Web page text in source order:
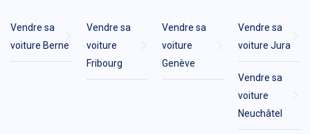
Vendre sa
voiture Berne
Vendre sa
voiture
Fribourg
Vendre sa
voiture
Genève
Vendre sa
voiture Jura
Vendre sa
voiture
Neuchâtel